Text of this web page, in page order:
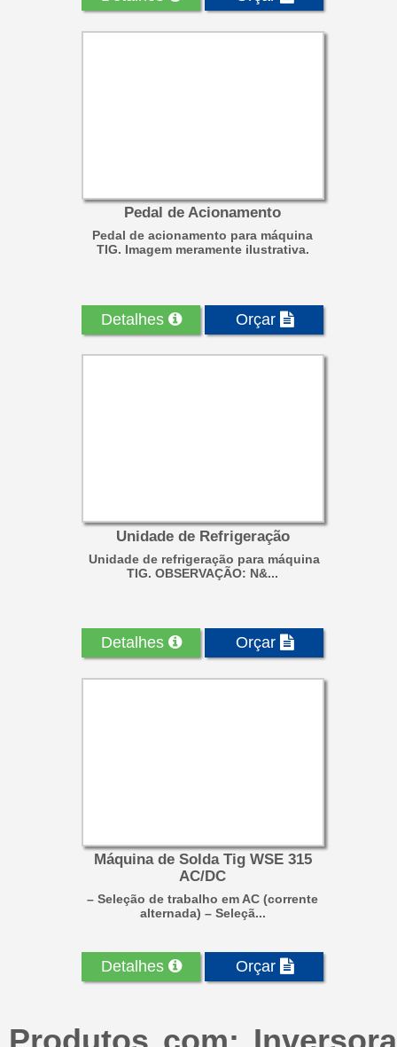
Pedal de Acionamento
Pedal de acionamento para máquina
TIG. Imagem meramente ilustrativa.
Detalhes Orçar
Unidade de Refrigeração
Unidade de refrigeração para máquina
TIG. OBSERVAÇÃO: N&...
Detalhes Orçar
Máquina de Solda Tig WSE 315
AC/DC
– Seleção de trabalho em AC (corrente
alternada) – Seleçã...
Detalhes Orçar